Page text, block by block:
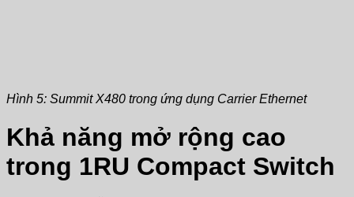
Hình 5: Summit X480 trong ứng dụng Carrier Ethernet
Khả năng mở rộng cao
trong 1RU Compact Switch